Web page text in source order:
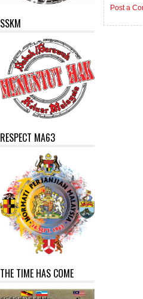
SSKM
RESPECT MA63
THE TIME HAS COME
Post a